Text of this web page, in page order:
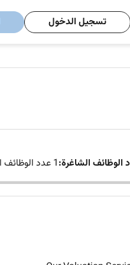
تسجيل الدخول
الوظائف الشاغرة:1 عدد الوظائف الشاغرة